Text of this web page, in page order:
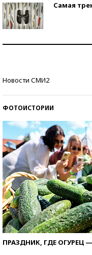
Самая
Новости СМИ2
ФОТОИСТОРИИ
ПРАЗДНИК, ГДЕ ОГУРЕЦ